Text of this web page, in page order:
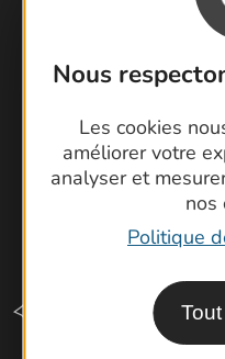
Nous
Les cookies
améliorer votre
analyser et
nos
Politique